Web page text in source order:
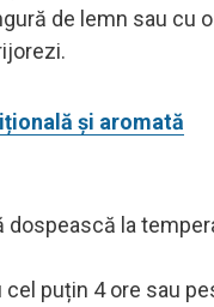
de lemn sau cu
și aromată
la
puțin 4 ore sau